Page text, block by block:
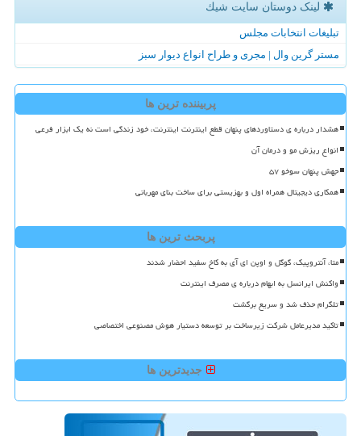
لینک دوستان سایت شیك
تبلیغات انتخابات مجلس
مستر گرین وال | مجری و طراح انواع دیوار سبز
پربیننده ترین ها
هشدار درباره ی دستاوردهای پنهان قطع اینترنت اینترنت، خود زندگی است نه یک ابزار فرعی
انواع ریزش مو و درمان آن
جهش پنهان سوخو ۵۷
همکاری دیجیتال همراه اول و بهزیستی برای ساخت بنای مهربانی
پربحث ترین ها
متا، آنتروپیک، گوگل و اوپن ای آی به کاخ سفید احضار شدند
واکنش ایرانسل به ابهام درباره ی مصرف اینترنت
تلگرام حذف شد و سریع برگشت
تاکید مدیرعامل شرکت زیرساخت بر توسعه دستیار هوش مصنوعی اختصاصی
جدیدترین ها